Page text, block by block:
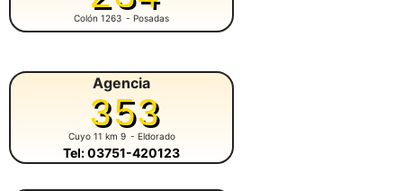
Colón 1263 - Posadas
Agencia
353
Cuyo 11 km 9 - Eldorado
Tel: 03751-420123